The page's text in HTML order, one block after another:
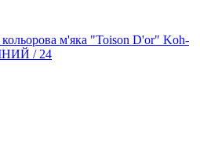
м'яка "Toison D'or" Koh-
/ 24